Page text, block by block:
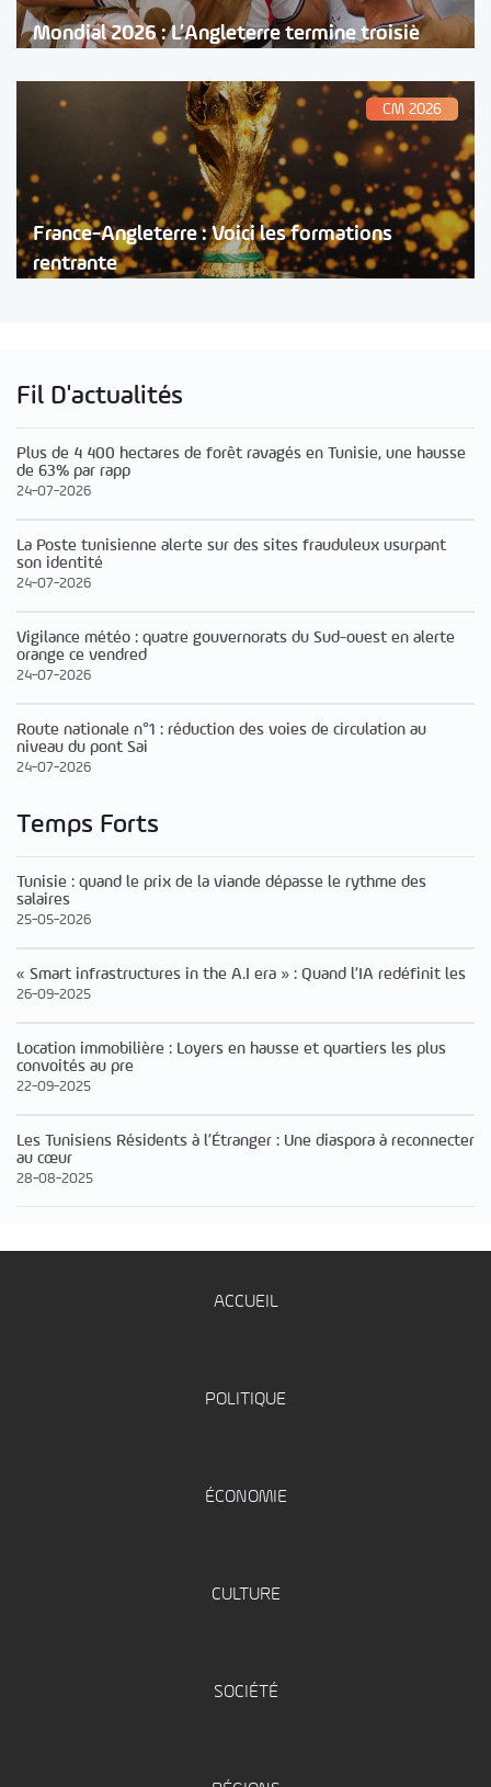
Mondial 2026 : L’Angleterre termine troisiè
CM 2026
France-Angleterre : Voici les formations
rentrante
Fil D'actualités
Plus de 4 400 hectares de forêt ravagés en Tunisie, une hausse
de 63% par rapp
24-07-2026
La Poste tunisienne alerte sur des sites frauduleux usurpant
son identité
24-07-2026
Vigilance météo : quatre gouvernorats du Sud-ouest en alerte
orange ce vendred
24-07-2026
Route nationale n°1 : réduction des voies de circulation au
niveau du pont Sai
24-07-2026
Temps Forts
Tunisie : quand le prix de la viande dépasse le rythme des
salaires
25-05-2026
« Smart infrastructures in the A.I era » : Quand l’IA redéfinit les
26-09-2025
Location immobilière : Loyers en hausse et quartiers les plus
convoités au pre
22-09-2025
Les Tunisiens Résidents à l’Étranger : Une diaspora à reconnecter
au cœur
28-08-2025
ACCUEIL
POLITIQUE
ÉCONOMIE
CULTURE
SOCIÉTÉ